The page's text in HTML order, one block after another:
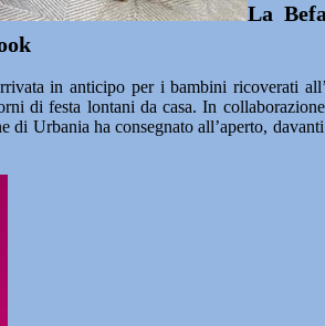
La
in anticipo per i bambini ricoverati
di festa lontani da casa. In
Urbania ha consegnato all’aperto,